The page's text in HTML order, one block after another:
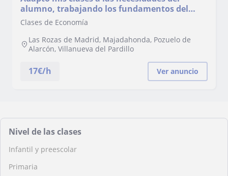
alumno, trabajando los fundamentos del
problema así como ayudarle a obtener los
Clases de Economía
Las Rozas de Madrid, Majadahonda, Pozuelo de
Alarcón, Villanueva del Pardillo
17€/h Ver anuncio
Nivel de las clases
Infantil y preescolar
Primaria